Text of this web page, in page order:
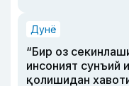
Дунё
“Бир оз
инсоният сунъий
қолишидан